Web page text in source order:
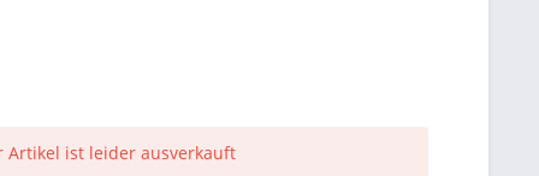
Artikel ist leider ausverkauft